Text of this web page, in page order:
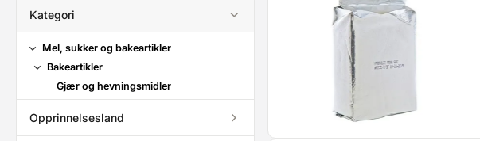
Kategori
Mel, sukker og bakeartikler
Bakeartikler
Gjær og hevningsmidler
Opprinnelsesland